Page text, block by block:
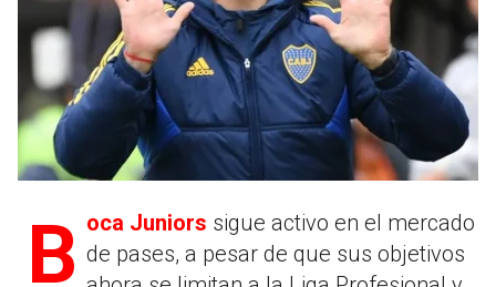
Boca Juniors sigue activo en el mercado
de pases, a pesar de que sus objetivos